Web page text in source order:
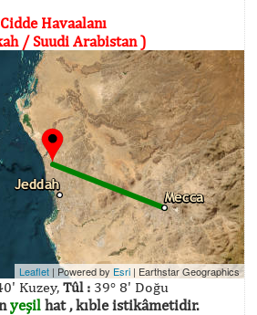
Cidde Havaalanı
/ Suudi Arabistan )
Leaflet | Powered by Esri | Earthstar Geographics
Kuzey, Tûl : 39° 8' Doğu
yeşilhat , kıble istikâmetidir.